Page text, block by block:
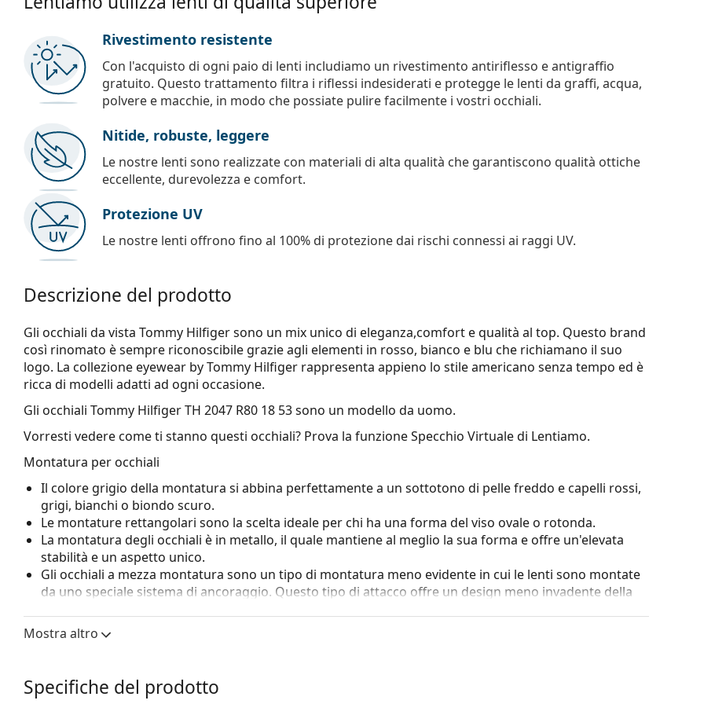
Rivestimento resistente
Con l'acquisto di ogni paio di lenti includiamo un rivestimento antiriflesso e antigraffio
gratuito. Questo trattamento filtra i riflessi indesiderati e protegge le lenti da graffi, acqua,
polvere e macchie, in modo che possiate pulire facilmente i vostri occhiali.
Nitide, robuste, leggere
Le nostre lenti sono realizzate con materiali di alta qualità che garantiscono qualità ottiche
eccellente, durevolezza e comfort.
Protezione UV
Le nostre lenti offrono fino al 100% di protezione dai rischi connessi ai raggi UV.
Descrizione del prodotto
Gli occhiali da vista Tommy Hilfiger sono un mix unico di eleganza,comfort e qualità al top. Questo brand
così rinomato è sempre riconoscibile grazie agli elementi in rosso, bianco e blu che richiamano il suo
logo. La collezione eyewear by Tommy Hilfiger rappresenta appieno lo stile americano senza tempo ed è
ricca di modelli adatti ad ogni occasione.
Gli occhiali Tommy Hilfiger TH 2047 R80 18 53sono un modello da uomo.
Vorresti vedere come ti stanno questi occhiali? Prova la funzione Specchio Virtuale di Lentiamo.
Montatura per occhiali
Il colore grigio della montatura si abbina perfettamente a un sottotono di pelle freddo e capelli rossi,
grigi, bianchi o biondo scuro.
Le montature rettangolari sono la scelta ideale per chi ha una forma del viso ovale o rotonda.
La montatura degli occhiali è in metallo, il quale mantiene al meglio la sua forma e offre un'elevata
stabilità e un aspetto unico.
Gli occhiali a mezza montatura sono un tipo di montatura meno evidente in cui le lenti sono montate
da uno speciale sistema di ancoraggio. Questo tipo di attacco offre un design meno invadente della
leggerezza e rigidità sufficiente, nonostante abbia solo la metà della montatura. Le lenti più adatte per
questo tipo di occhiali sono lenti ad alto indice, cioè lenti assottigliate con indice superiore a 1,5 o lenti
I naselli regolabili consentono una leggera modifica della posizione e della vestibilità dei tuoi occhiali
da sole. I naselli si adatteranno alla forma del naso e quindi forniranno un maggiore comfort. La
Mostra altro
Specifiche del prodotto